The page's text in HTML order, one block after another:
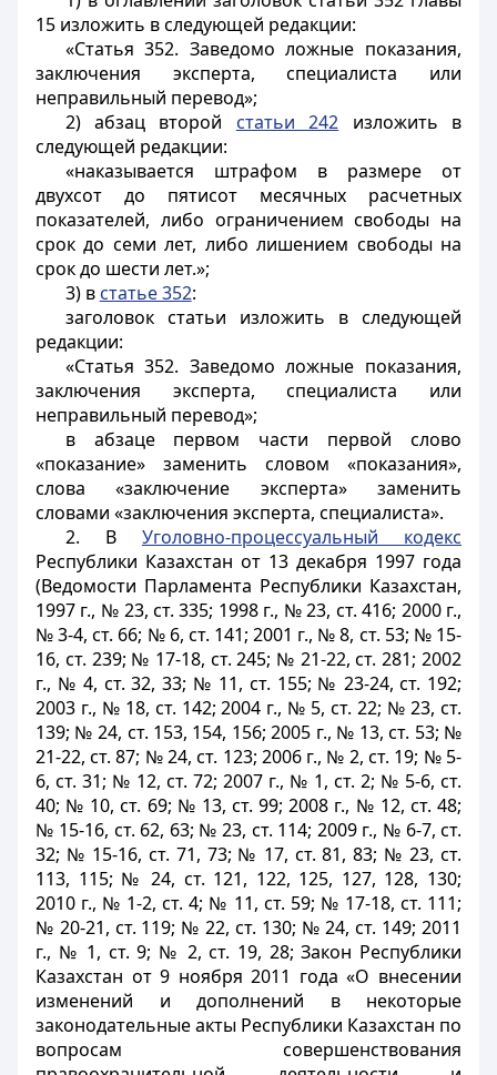
15 изложить в следующей редакции:
«Статья 352. Заведомо ложные показания,
заключения эксперта, специалиста или
неправильный перевод»;
2) абзац второй статьи 242 изложить в
следующей редакции:
«наказывается штрафом в размере от
двухсот до пятисот месячных расчетных
показателей, либо ограничением свободы на
срок до семи лет, либо лишением свободы на
срок до шести лет.»;
3) в статье 352:
заголовок статьи изложить в следующей
редакции:
«Статья 352. Заведомо ложные показания,
заключения эксперта, специалиста или
неправильный перевод»;
в абзаце первом части первой слово
«показание» заменить словом «показания»,
слова «заключение эксперта» заменить
словами «заключения эксперта, специалиста».
2. В Уголовно-процессуальный кодекс
Республики Казахстан от 13 декабря 1997 года
(Ведомости Парламента Республики Казахстан,
1997 г., № 23, ст. 335; 1998 г., № 23, ст. 416; 2000 г.,
№ 3-4, ст. 66; № 6, ст. 141; 2001 г., № 8, ст. 53; № 15-
16, ст. 239; № 17-18, ст. 245; № 21-22, ст. 281; 2002
г., № 4, ст. 32, 33; № 11, ст. 155; № 23-24, ст. 192;
2003 г., № 18, ст. 142; 2004 г., № 5, ст. 22; № 23, ст.
139; № 24, ст. 153, 154, 156; 2005 г., № 13, ст. 53; №
21-22, ст. 87; № 24, ст. 123; 2006 г., № 2, ст. 19; № 5-
6, ст. 31; № 12, ст. 72; 2007 г., № 1, ст. 2; № 5-6, ст.
40; № 10, ст. 69; № 13, ст. 99; 2008 г., № 12, ст. 48;
№ 15-16, ст. 62, 63; № 23, ст. 114; 2009 г., № 6-7, ст.
32; № 15-16, ст. 71, 73; № 17, ст. 81, 83; № 23, ст.
113, 115; № 24, ст. 121, 122, 125, 127, 128, 130;
2010 г., № 1-2, ст. 4; № 11, ст. 59; № 17-18, ст. 111;
№ 20-21, ст. 119; № 22, ст. 130; № 24, ст. 149; 2011
г., № 1, ст. 9; № 2, ст. 19, 28; Закон Республики
Казахстан от 9 ноября 2011 года «О внесении
изменений и дополнений в некоторые
законодательные акты Республики Казахстан по
вопросам совершенствования